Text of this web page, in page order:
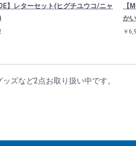
】レターセット(ヒグチユウコ/ニャ
【
か
￥
ズなど2点お取り扱い中です。